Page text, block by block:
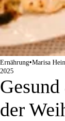
Ernährung•Marisa
2025
der